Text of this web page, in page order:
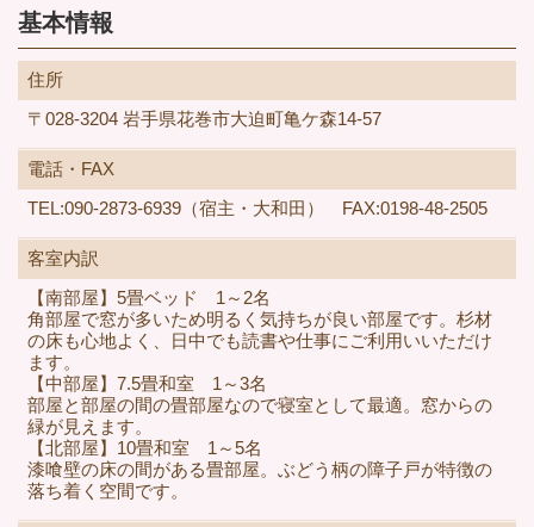
基本情報
住所
〒028-3204 岩手県花巻市大迫町亀ケ森14-57
電話・FAX
TEL:090-2873-6939（宿主・大和田） FAX:0198-48-2505
客室内訳
【南部屋】5畳ベッド 1～2名
角部屋で窓が多いため明るく気持ちが良い部屋です。杉材
の床も心地よく、日中でも読書や仕事にご利用いいただけ
ます。
【中部屋】7.5畳和室 1～3名
部屋と部屋の間の畳部屋なので寝室として最適。窓からの
緑が見えます。
【北部屋】10畳和室 1～5名
漆喰壁の床の間がある畳部屋。ぶどう柄の障子戸が特徴の
落ち着く空間です。